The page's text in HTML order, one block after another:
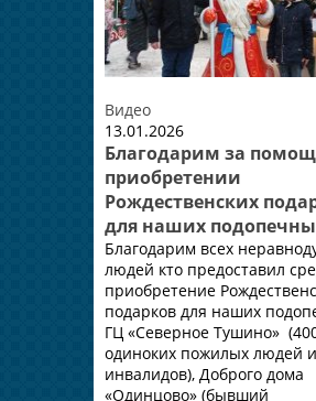
Видео
13.01.2026
Благодарим за
приобретении
Рождественских
для наших
Благодарим всех
людей кто предоставил
приобретение
подарков для наших
ГЦ «Северное Тушино»
одиноких пожилых людей и
инвалидов), Доброго дома
«Одинцово» (бывший